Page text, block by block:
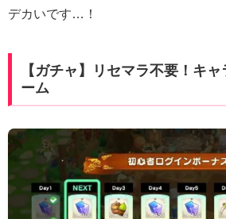
デカいです…！
【ガチャ】リセマラ不要！キ
ーム